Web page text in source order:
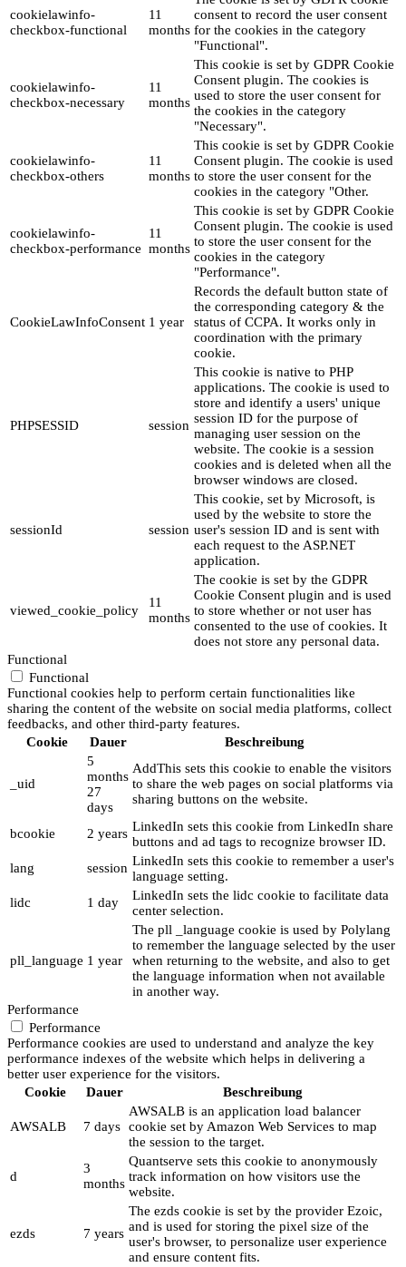
cookielawinfo-
checkbox-functional
11
months
consent to record the user consent
for the cookies in the category
"Functional".
cookielawinfo-
checkbox-necessary
11
months
This cookie is set by GDPR Cookie
Consent plugin. The cookies is
used to store the user consent for
the cookies in the category
"Necessary".
cookielawinfo-
checkbox-others
11
months
This cookie is set by GDPR Cookie
Consent plugin. The cookie is used
to store the user consent for the
cookies in the category "Other.
cookielawinfo-
checkbox-performance
11
months
This cookie is set by GDPR Cookie
Consent plugin. The cookie is used
to store the user consent for the
cookies in the category
"Performance".
CookieLawInfoConsent 1 year
Records the default button state of
the corresponding category & the
status of CCPA. It works only in
coordination with the primary
cookie.
PHPSESSID session
This cookie is native to PHP
applications. The cookie is used to
store and identify a users' unique
session ID for the purpose of
managing user session on the
website. The cookie is a session
cookies and is deleted when all the
browser windows are closed.
sessionId session
This cookie, set by Microsoft, is
used by the website to store the
user's session ID and is sent with
each request to the ASP.NET
application.
viewed_cookie_policy
11
months
The cookie is set by the GDPR
Cookie Consent plugin and is used
to store whether or not user has
consented to the use of cookies. It
does not store any personal data.
Functional
Functional
Functional cookies help to perform certain functionalities like
sharing the content of the website on social media platforms, collect
feedbacks, and other third-party features.
Cookie
Dauer Beschreibung
_uid
5
months
27
days
AddThis sets this cookie to enable the visitors
to share the web pages on social platforms via
sharing buttons on the website.
bcookie 2 years LinkedIn sets this cookie from LinkedIn share
buttons and ad tags to recognize browser ID.
lang
session LinkedIn sets this cookie to remember a user's
language setting.
lidc
1 day
LinkedIn sets the lidc cookie to facilitate data
center selection.
pll_language 1 year
The pll _language cookie is used by Polylang
to remember the language selected by the user
when returning to the website, and also to get
the language information when not available
in another way.
Performance
Performance
Performance cookies are used to understand and analyze the key
performance indexes of the website which helps in delivering a
better user experience for the visitors.
Cookie
Dauer Beschreibung
AWSALB 7 days
AWSALB is an application load balancer
cookie set by Amazon Web Services to map
the session to the target.
d
3
months
Quantserve sets this cookie to anonymously
track information on how visitors use the
website.
ezds 7 years
The ezds cookie is set by the provider Ezoic,
and is used for storing the pixel size of the
user's browser, to personalize user experience
and ensure content fits.